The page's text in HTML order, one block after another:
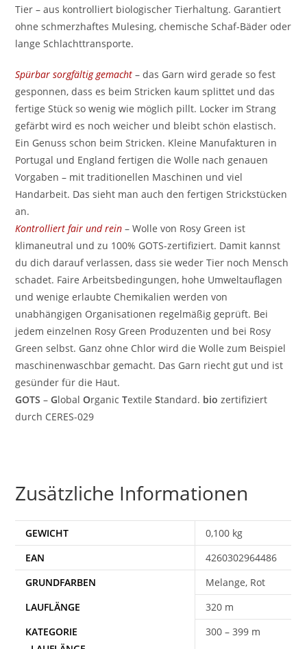
Tier – aus kontrolliert biologischer Tierhaltung. Garantiert
ohne schmerzhaftes Mulesing, chemische Schaf-Bäder oder
lange Schlachttransporte.
Spürbar sorgfältig gemacht – das Garn wird gerade so fest
gesponnen, dass es beim Stricken kaum splittet und das
fertige Stück so wenig wie möglich pillt. Locker im Strang
gefärbt wird es noch weicher und bleibt schön elastisch.
Ein Genuss schon beim Stricken. Kleine Manufakturen in
Portugal und England fertigen die Wolle nach genauen
Vorgaben – mit traditionellen Maschinen und viel
Handarbeit. Das sieht man auch den fertigen Strickstücken
an.
Kontrolliert fair und rein – Wolle von Rosy Green ist
klimaneutral und zu 100% GOTS-zertifiziert. Damit kannst
du dich darauf verlassen, dass sie weder Tier noch Mensch
schadet. Faire Arbeitsbedingungen, hohe Umweltauflagen
und wenige erlaubte Chemikalien werden von
unabhängigen Organisationen regelmäßig geprüft. Bei
jedem einzelnen Rosy Green Produzenten und bei Rosy
Green selbst. Ganz ohne Chlor wird die Wolle zum Beispiel
maschinenwaschbar gemacht. Das Garn riecht gut und ist
gesünder für die Haut.
GOTS –GlobalOrganicTextileStandard. bio zertifiziert
durch CERES-029
Zusätzliche Informationen
GEWICHT
0,100 kg
EAN
4260302964486
Melange, Rot
320 m
300 – 399 m